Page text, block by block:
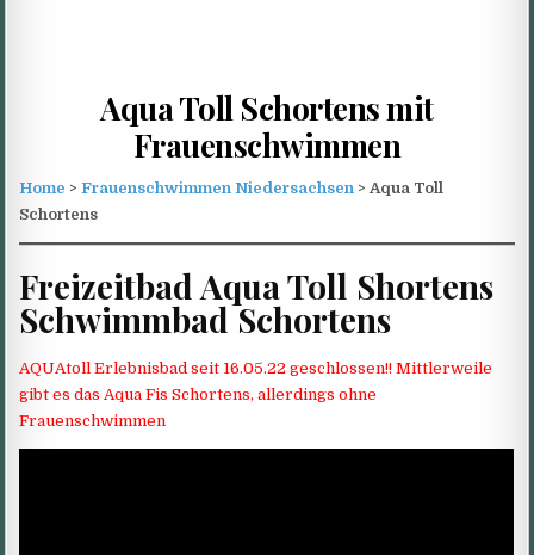
Aqua Toll Schortens mit
Frauenschwimmen
Home >Frauenschwimmen Niedersachsen > Aqua Toll
Schortens
Freizeitbad Aqua Toll Shortens
Schwimmbad Schortens
AQUAtoll Erlebnisbad seit 16.05.22 geschlossen!! Mittlerweile
gibt es das Aqua Fis Schortens, allerdings ohne
Frauenschwimmen